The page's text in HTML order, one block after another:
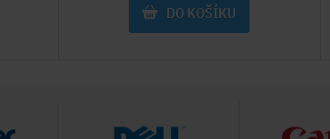
DO KOŠÍKU